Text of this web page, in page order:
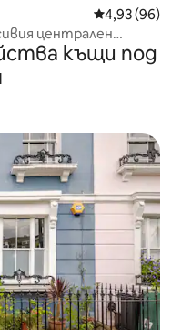
Средна
4,93 (96)
централен
къщи под